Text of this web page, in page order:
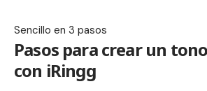
Sencillo en 3 pasos
Pasos para crear un
con iRingg